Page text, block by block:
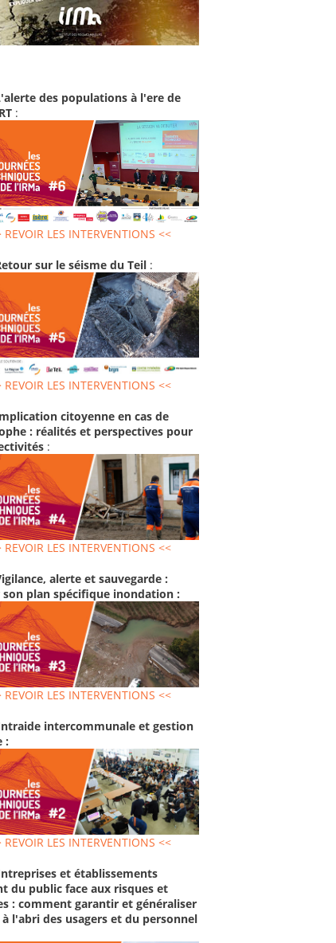
des populations à l'ere de
:
REVOIR LES INTERVENTIONS <<
sur le séisme du Teil :
REVOIR LES INTERVENTIONS <<
citoyenne en cas de
: réalités et perspectives pour
:
REVOIR LES INTERVENTIONS <<
alerte et sauvegarde :
plan spécifique inondation :
REVOIR LES INTERVENTIONS <<
intercommunale et gestion
:
REVOIR LES INTERVENTIONS <<
et établissements
du public face aux risques et
: comment garantir et généraliser
à l'abri des usagers et du personnel